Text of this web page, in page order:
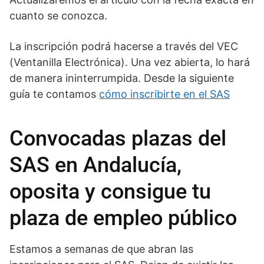
cuanto se conozca.
La inscripción podrá hacerse a través del VEC
(Ventanilla Electrónica). Una vez abierta, lo hará
de manera ininterrumpida. Desde la siguiente
guía te contamos cómo inscribirte en el SAS
Convocadas plazas del
SAS en Andalucía,
oposita y consigue tu
plaza de empleo público
Estamos a semanas de que abran las